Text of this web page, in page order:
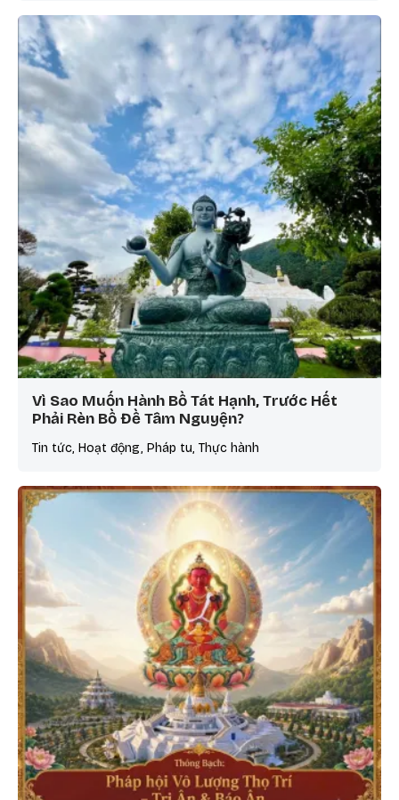
Vì Sao Muốn Hành Bồ Tát Hạnh, Trước Hết
Phải Rèn Bồ Đề Tâm Nguyện?
Tin tức, Hoạt động, Pháp tu, Thực hành